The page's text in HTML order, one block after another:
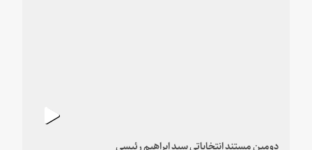
دومین مستند انتخاباتی سید ابراهیم رئیسی